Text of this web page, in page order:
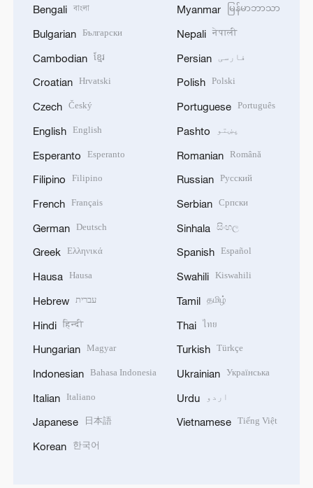
Bengali বাংলা
Bulgarian Български
Cambodian ខ្មែរ
Croatian Hrvatski
Czech Český
English English
Esperanto Esperanto
Filipino Filipino
French Français
German Deutsch
Greek Ελληνικά
Hausa Hausa
Hebrew עברית
Hindi हिन्दी
Hungarian Magyar
Indonesian Bahasa Indonesia
Italian Italiano
Japanese 日本語
Korean 한국어
Myanmar မြန်မာဘာသာ
Nepali नेपाली
Persian فارسی
Polish Polski
Portuguese Português
Pashto پښتو
Romanian Română
Russian Русский
Serbian Српски
Sinhala සිංහල
Spanish Español
Swahili Kiswahili
Tamil தமிழ்
Thai ไทย
Turkish Türkçe
Ukrainian Українська
Urdu اردو
Vietnamese Tiếng Việt